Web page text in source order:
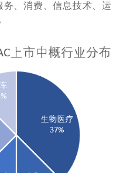
、消费、信息技术、运